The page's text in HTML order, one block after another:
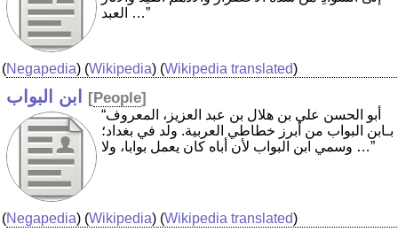
العبد …”
(Negapedia) (Wikipedia) (Wikipedia translated)
ابن البواب [People]
“أبو الحسن علي بن هلال بن عبد العزيز، المعروف
بـابن البواب من أبرز خطاطي العربية. ولد في بغداد؛
وسمي ابن البواب لأن أباه كان يعمل بوابا، ولا …”
(Negapedia) (Wikipedia) (Wikipedia translated)